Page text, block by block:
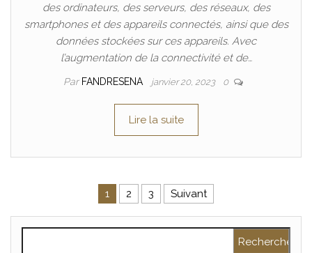
des ordinateurs, des serveurs, des réseaux, des
smartphones et des appareils connectés, ainsi que des
données stockées sur ces appareils. Avec
l’augmentation de la connectivité et de…
Par FANDRESENA janvier 20, 2023 0
Lire la suite
Pagination des publications
1 2 3 Suivant